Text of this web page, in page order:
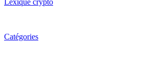
Lexique crypto
Catégories